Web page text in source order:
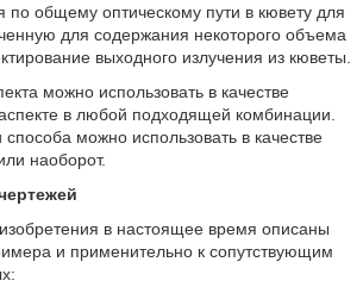
по общему оптическому пути в кювету для
для содержания некоторого объема
выходного излучения из кюветы.
можно использовать в качестве
в любой подходящей комбинации.
можно использовать в качестве
наоборот.
в настоящее время описаны
и применительно к сопутствующим